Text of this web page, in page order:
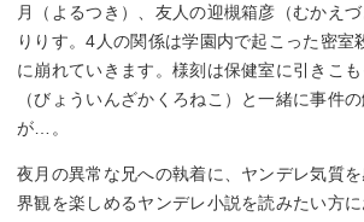
月（よるつき）、友人の迎槻箱彦（むかえ
りりす。4人の関係は学園内で起こった密室
に崩れていきます。様刻は保健室に引きこ
（びょういんざかくろねこ）と一緒に事件
が…。
夜月の異常な兄への執着に、ヤンデレ気質
界観を楽しめるヤンデレ小説を読みたい方に